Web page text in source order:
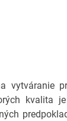
vytváranie
kvalita